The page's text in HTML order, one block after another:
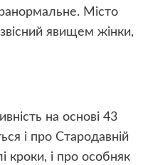
Місто
явищем жінки,
на основі 43
і про Стародавній
кроки, і про особняк